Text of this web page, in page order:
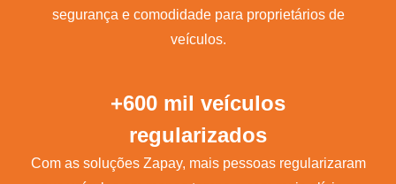
segurança e comodidade para proprietários de
veículos.
+600 mil veículos
regularizados
Com as soluções Zapay, mais pessoas regularizaram